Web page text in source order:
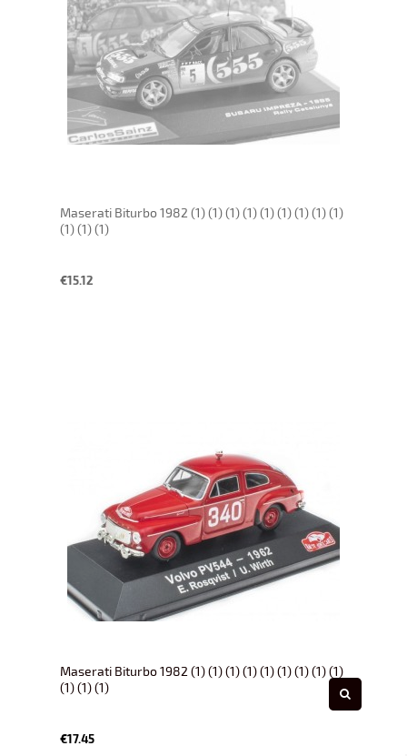
Maserati Biturbo 1982 (1) (1) (1) (1) (1) (1) (1) (1) (1)
(1) (1) (1)
€15.12
Maserati Biturbo 1982 (1) (1) (1) (1) (1) (1) (1) (1) (1)
(1) (1) (1)
€17.45